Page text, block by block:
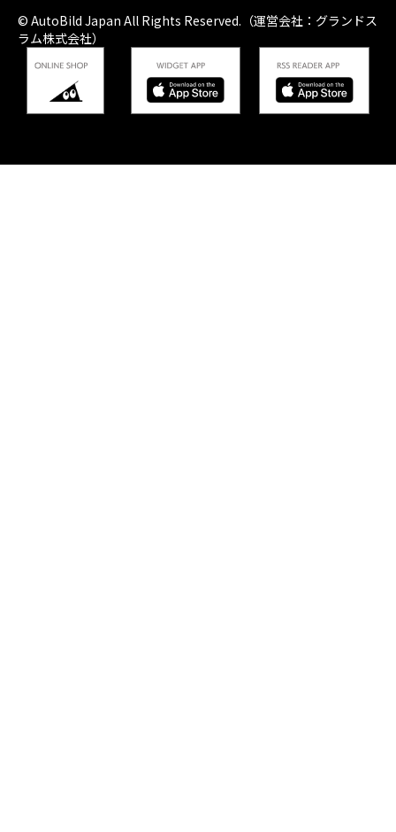
© AutoBild Japan All Rights Reserved.（運営会社：グランドス
ラム株式会社）